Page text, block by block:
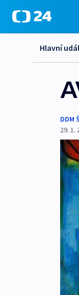
Hlavní
DDM
29. 1.